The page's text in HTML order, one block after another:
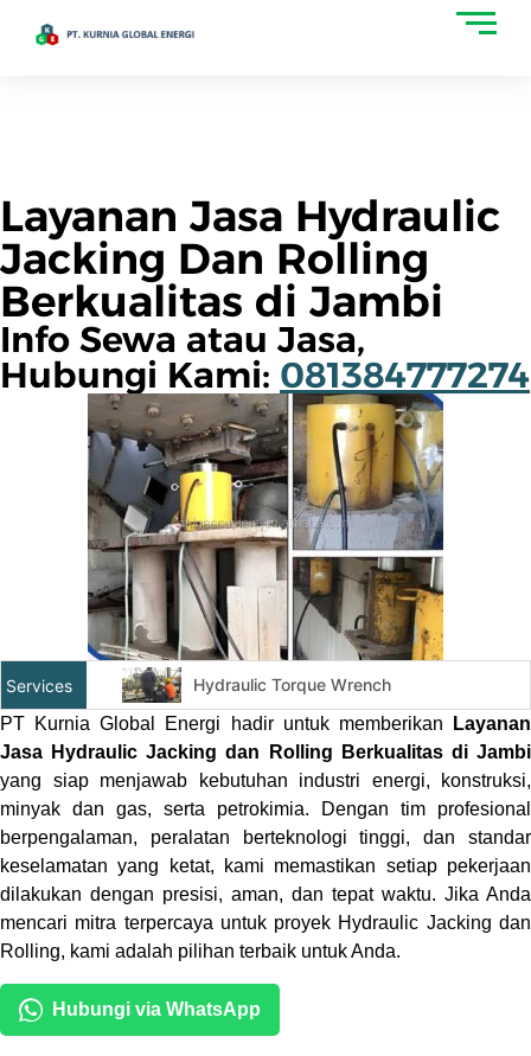
Layanan Jasa Hydraulic
Jacking Dan Rolling
Berkualitas di Jambi
Info Sewa atau Jasa,
Hubungi Kami: 081384777274
Services
Hydraulic Torque Wrench
Top Side / Subsea Bolt Tensioner
Cold Cutting And Bevelling
Flange Facing / Machining
Hydrotesting dan Pneomatic Test
Online Leak Sealing
Hydraulic Jacking Dan Rolling
PT Kurnia Global Energi hadir untuk memberikan
Layanan
Jasa Hydraulic Jacking dan Rolling Berkualitas di Jambi
yang siap menjawab kebutuhan industri energi, konstruksi,
minyak dan gas, serta petrokimia. Dengan tim profesional
berpengalaman, peralatan berteknologi tinggi, dan standar
keselamatan yang ketat, kami memastikan setiap pekerjaan
dilakukan dengan presisi, aman, dan tepat waktu. Jika Anda
mencari mitra terpercaya untuk proyek Hydraulic Jacking dan
Rolling, kami adalah pilihan terbaik untuk Anda.
Hubungi via WhatsApp